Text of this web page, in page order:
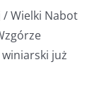
/ Wielki Nabot
już